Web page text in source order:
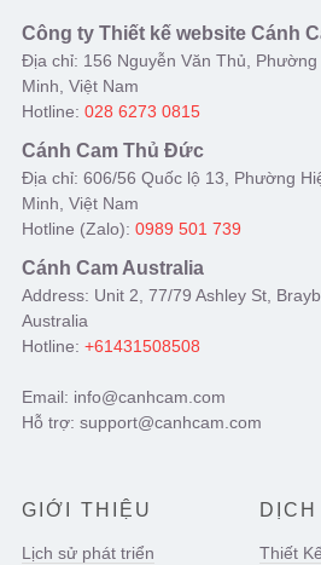
Công ty Thiết kế website Cánh
Địa chỉ: 156 Nguyễn Văn Thủ,
Minh, Việt Nam
Hotline: 028 6273 0815
Cánh Cam Thủ Đức
Địa chỉ: 606/56 Quốc lộ 13, Phường
Minh, Việt Nam
Hotline (Zalo): 0989 501 739
Cánh Cam Australia
Address: Unit 2, 77/79 Ashley St,
Australia
Hotline: +61431508508
Email: info@canhcam.com
Hỗ trợ: support@canhcam.com
GIỚI THIỆU
Lịch sử phát triển
DỊCH
Thiết